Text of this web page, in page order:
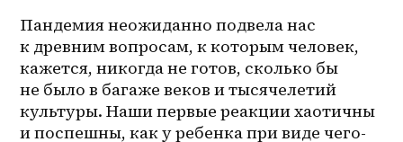
Пандемия неожиданно подвела нас
к древним вопросам, к которым человек,
кажется, никогда не готов, сколько бы
не было в багаже веков и тысячелетий
культуры. Наши первые реакции хаотичны
и поспешны, как у ребенка при виде чего-